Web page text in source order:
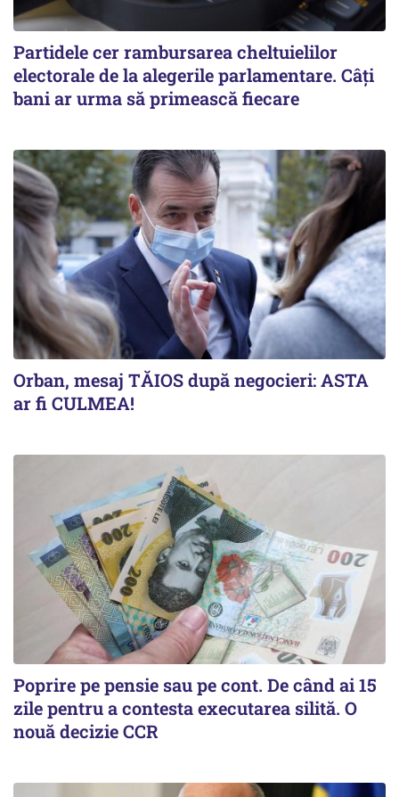
Partidele cer rambursarea cheltuielilor
electorale de la alegerile parlamentare. Câți
bani ar urma să primească fiecare
Orban, mesaj TĂIOS după negocieri: ASTA
ar fi CULMEA!
Poprire pe pensie sau pe cont. De când ai 15
zile pentru a contesta executarea silită. O
nouă decizie CCR